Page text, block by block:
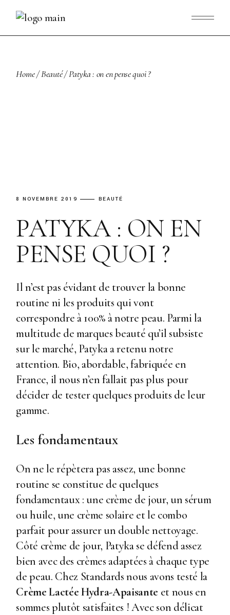
content
Home Beauté Patyka : on en pense quoi ?
8 NOVEMBRE 2019 BEAUTÉ
PATYKA : ON EN
PENSE QUOI ?
Il n’est pas évidant de trouver la bonne
routine ni les produits qui vont
correspondre à 100% à notre peau. Parmi la
multitude de marques beauté qu’il subsiste
sur le marché, Patyka a retenu notre
attention. Bio, abordable, fabriquée en
France, il nous n’en fallait pas plus pour
décider de tester quelques produits de leur
gamme.
Les fondamentaux
On ne le répètera pas assez, une bonne
routine se constitue de quelques
fondamentaux : une crème de jour, un sérum
ou huile, une crème solaire et le combo
parfait pour assurer un double nettoyage.
Côté crème de jour, Patyka se défend assez
bien avec des crèmes adaptées à chaque type
de peau. Chez Standards nous avons testé la
Crème Lactée Hydra-Apaisante et nous en
sommes plutôt satisfaites ! Avec son délicat